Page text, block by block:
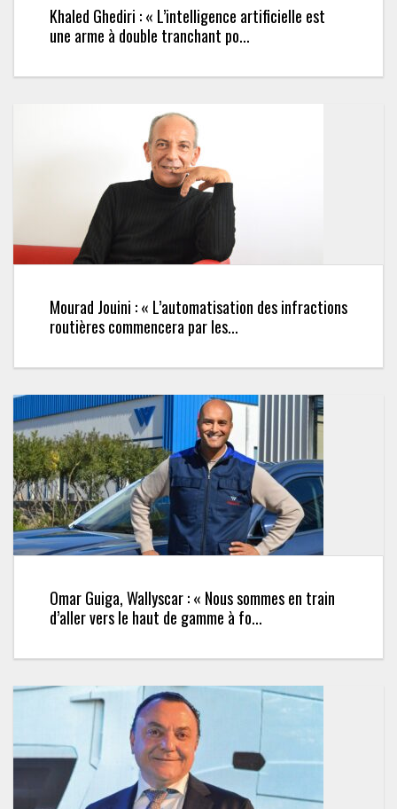
Khaled Ghediri : « L’intelligence artificielle est
une arme à double tranchant po...
Mourad Jouini : « L’automatisation des infractions
routières commencera par les...
Omar Guiga, Wallyscar : « Nous sommes en train
d’aller vers le haut de gamme à fo...